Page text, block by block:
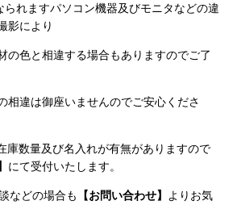
られますパソコン機器及びモニタなどの違
影により
と相違する場合もありますのでご了
は御座いませんのでご安心くださ
量及び名入れが有無がありますので
にて受付いたします。
どの場合も 【お問い合わせ】 よりお気